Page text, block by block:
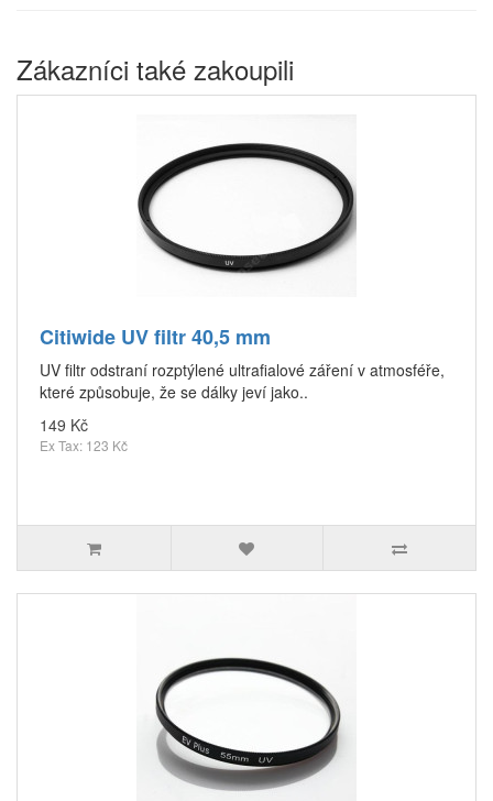
Zákazníci také zakoupili
Citiwide UV filtr 40,5 mm
UV filtr odstraní rozptýlené ultrafialové záření v atmosféře,
které způsobuje, že se dálky jeví jako..
149 Kč
Ex Tax: 123 Kč